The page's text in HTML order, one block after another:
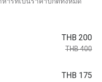
THB 200
THB 400
THB 175